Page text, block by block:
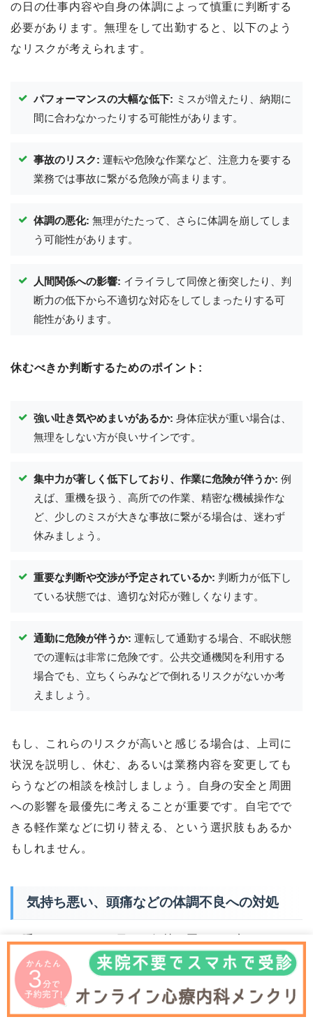
の日の仕事内容や自身の体調によって慎重に判断する
必要があります。無理をして出勤すると、以下のよう
なリスクが考えられます。
パフォーマンスの大幅な低下: ミスが増えたり、納期に
間に合わなかったりする可能性があります。
事故のリスク: 運転や危険な作業など、注意力を要する
業務では事故に繋がる危険が高まります。
体調の悪化: 無理がたたって、さらに体調を崩してしま
う可能性があります。
人間関係への影響: イライラして同僚と衝突したり、判
断力の低下から不適切な対応をしてしまったりする可
能性があります。
休むべきか判断するためのポイント:
強い吐き気やめまいがあるか: 身体症状が重い場合は、
無理をしない方が良いサインです。
集中力が著しく低下しており、作業に危険が伴うか: 例
えば、重機を扱う、高所での作業、精密な機械操作な
ど、少しのミスが大きな事故に繋がる場合は、迷わず
休みましょう。
重要な判断や交渉が予定されているか: 判断力が低下し
ている状態では、適切な対応が難しくなります。
通勤に危険が伴うか: 運転して通勤する場合、不眠状態
での運転は非常に危険です。公共交通機関を利用する
場合でも、立ちくらみなどで倒れるリスクがないか考
えましょう。
もし、これらのリスクが高いと感じる場合は、上司に
状況を説明し、休む、あるいは業務内容を変更しても
らうなどの相談を検討しましょう。自身の安全と周囲
への影響を最優先に考えることが重要です。自宅でで
きる軽作業などに切り替える、という選択肢もあるか
もしれません。
気持ち悪い、頭痛などの体調不良への対処
一睡もできなかった日に、気持ち悪い、頭痛、めまい
などの体調不良が現れた場合の対処法です。
水分補給: